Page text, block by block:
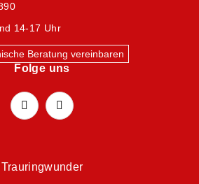
14-17 Uhr
Beratung vereinbaren
Folge uns
Trauringwunder